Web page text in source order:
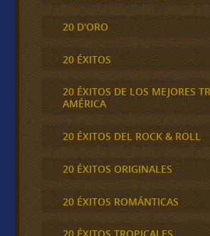
20 D'ORO
20 ÉXITOS
20 ÉXITOS DE LOS MEJORES
AMÉRICA
20 ÉXITOS DEL ROCK & ROLL
20 ÉXITOS ORIGINALES
20 ÉXITOS ROMÁNTICAS